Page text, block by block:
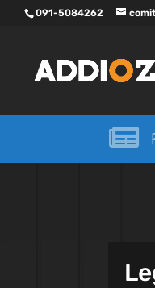
091-5084262
